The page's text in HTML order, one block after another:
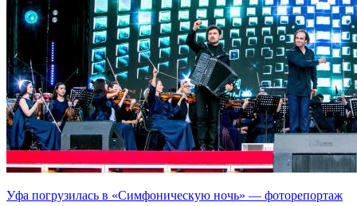
Уфа погрузилась в «Симфоническую ночь» — фоторепортаж